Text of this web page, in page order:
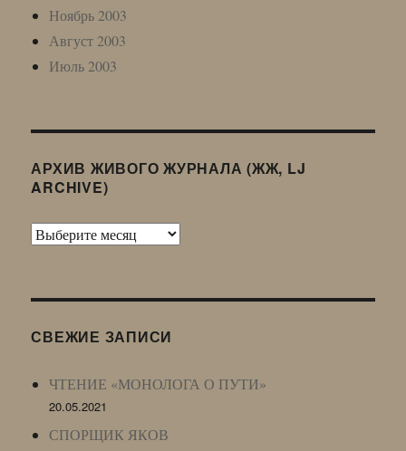
Ноябрь 2003
Август 2003
Июль 2003
АРХИВ ЖИВОГО ЖУРНАЛА (ЖЖ, LJ
ARCHIVE)
Архив
LJ
СВЕЖИЕ ЗАПИСИ
ЧТЕНИЕ «МОНОЛОГА О ПУТИ»
20.05.2021
СПОРЩИК ЯКОВ